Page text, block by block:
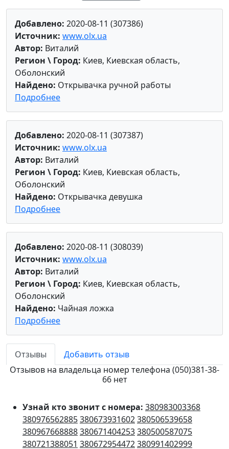
Добавлено: 2020-08-11 (307386)
Источник: www.olx.ua
Автор: Виталий
Регион \ Город: Киев, Киевская область,
Оболонский
Найдено: Открывачка ручной работы
Подробнее
Добавлено: 2020-08-11 (307387)
Источник: www.olx.ua
Автор: Виталий
Регион \ Город: Киев, Киевская область,
Оболонский
Найдено: Открывачка девушка
Подробнее
Добавлено: 2020-08-11 (308039)
Источник: www.olx.ua
Автор: Виталий
Регион \ Город: Киев, Киевская область,
Оболонский
Найдено: Чайная ложка
Подробнее
Отзывы
Добавить отзыв
Отзывов на владельца номер телефона (050)381-38-
66 нет
Узнай кто звонит с номера: 380983003368
380976562885380673931602380506539658
380967668888380671404253380500587075
380721388051 380672954472380991402999